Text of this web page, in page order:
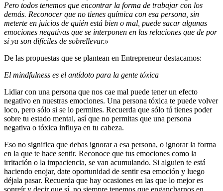
Pero todos tenemos que encontrar la forma de trabajar con los
demás. Reconocer que no tienes química con esa persona, sin
meterte en juicios de quién está bien o mal, puede sacar algunas
emociones negativas que se interponen en las relaciones que de por
sí ya son difíciles de sobrellevar.»
De las propuestas que se plantean en Entrepreneur destacamos:
El mindfulness es el antídoto para la gente tóxica
Lidiar con una persona que nos cae mal puede tener un efecto
negativo en nuestras emociones. Una persona tóxica te puede volver
loco, pero sólo si se lo permites. Recuerda que sólo tú tienes poder
sobre tu estado mental, así que no permitas que una persona
negativa o tóxica influya en tu cabeza.
Eso no significa que debas ignorar a esa persona, o ignorar la forma
en la que te hace sentir. Reconoce que tus emociones como la
irritación o la impaciencia, se van acumulando. Si alguien te está
haciendo enojar, date oportunidad de sentir esa emoción y luego
déjala pasar. Recuerda que hay ocasiones en las que lo mejor es
sonreír y decir que sí, no siempre tenemos que engancharnos en